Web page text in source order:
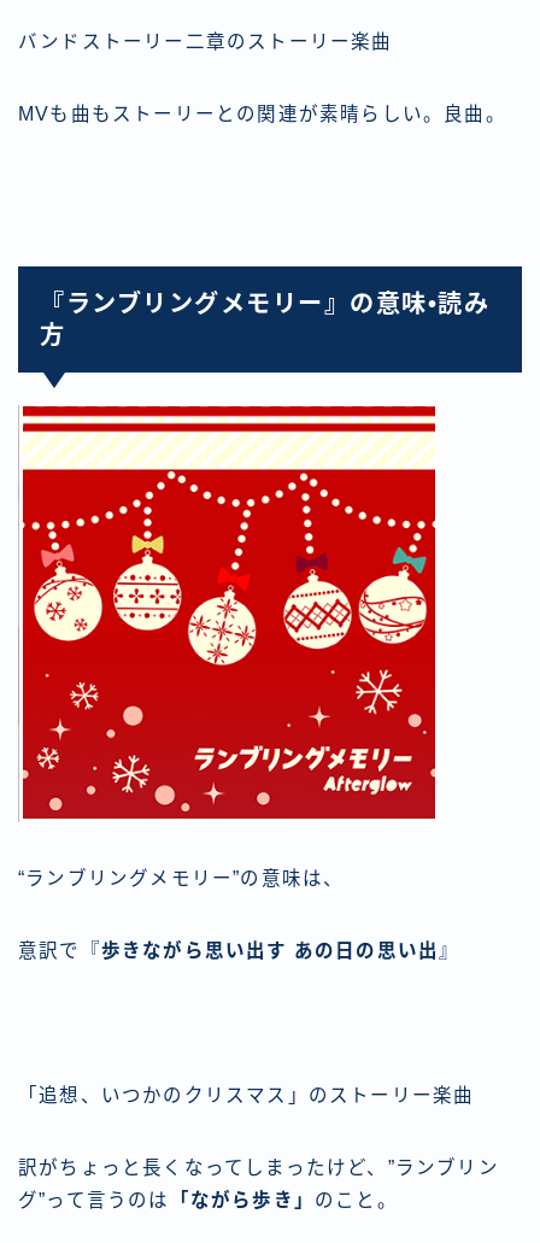
バンドストーリー二章のストーリー楽曲
MVも曲もストーリーとの関連が素晴らしい。良曲。
『ランブリングメモリー』の意味•読み
方
“ランブリングメモリー”の意味は、
意訳で『歩きながら思い出す あの日の思い出 』
「追想、いつかのクリスマス」のストーリー楽曲
訳がちょっと長くなってしまったけど、”ランブリン
グ”って言うのは
「ながら歩き」 のこと。